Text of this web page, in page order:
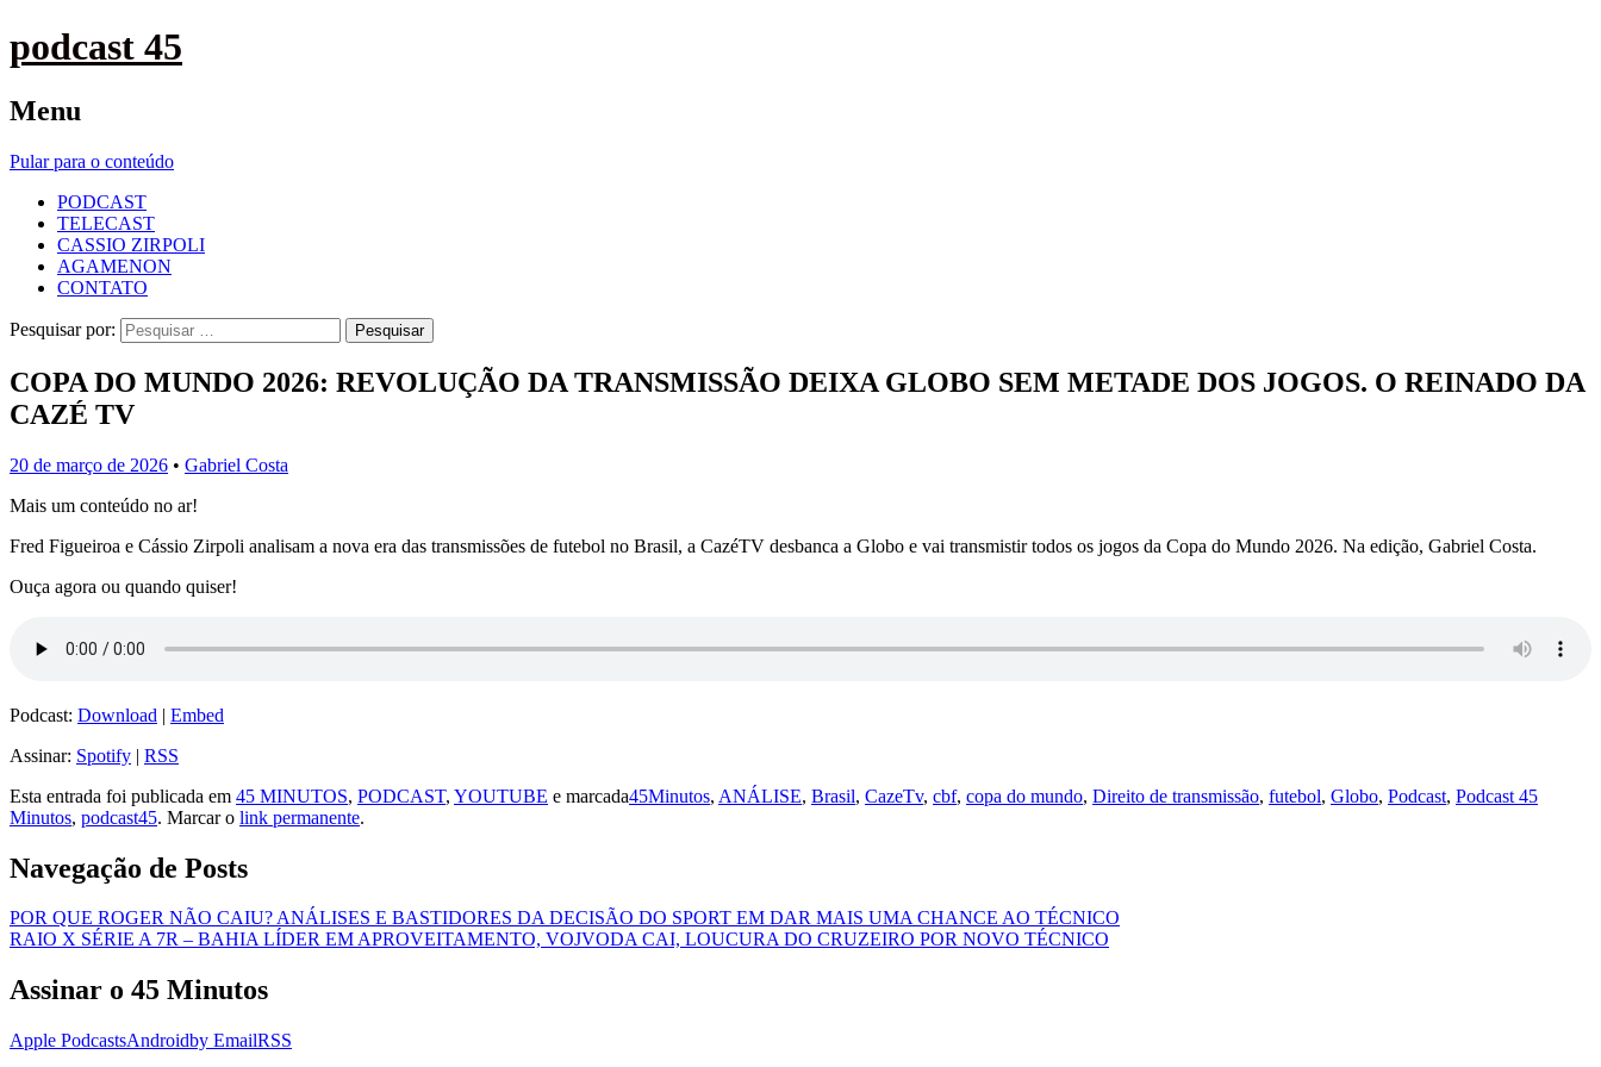
podcast 45
Menu
Pular para o conteúdo
PODCAST
TELECAST
CASSIO ZIRPOLI
AGAMENON
CONTATO
Pesquisar por:
COPA DO MUNDO 2026: REVOLUÇÃO DA TRANSMISSÃO DEIXA GLOBO SEM METADE DOS JOGOS. O REINADO DA
CAZÉ TV
20 de março de 2026 • Gabriel Costa
Mais um conteúdo no ar!
Fred Figueiroa e Cássio Zirpoli analisam a nova era das transmissões de futebol no Brasil, a CazéTV desbanca a Globo e vai transmistir todos os jogos da Copa do Mundo 2026. Na edição, Gabriel Costa.
Ouça agora ou quando quiser!
Podcast: Download | Embed
Assinar: Spotify | RSS
Esta entrada foi publicada em 45 MINUTOS, PODCAST, YOUTUBE e marcada45Minutos, ANÁLISE, Brasil, CazeTv, cbf, copa do mundo, Direito de transmissão, futebol, Globo, Podcast, Podcast 45
Minutos, podcast45. Marcar o link permanente.
Navegação de Posts
POR QUE ROGER NÃO CAIU? ANÁLISES E BASTIDORES DA DECISÃO DO SPORT EM DAR MAIS UMA CHANCE AO TÉCNICO
RAIO X SÉRIE A 7R – BAHIA LÍDER EM APROVEITAMENTO, VOJVODA CAI, LOUCURA DO CRUZEIRO POR NOVO TÉCNICO
Assinar o 45 Minutos
Apple PodcastsAndroidby EmailRSS